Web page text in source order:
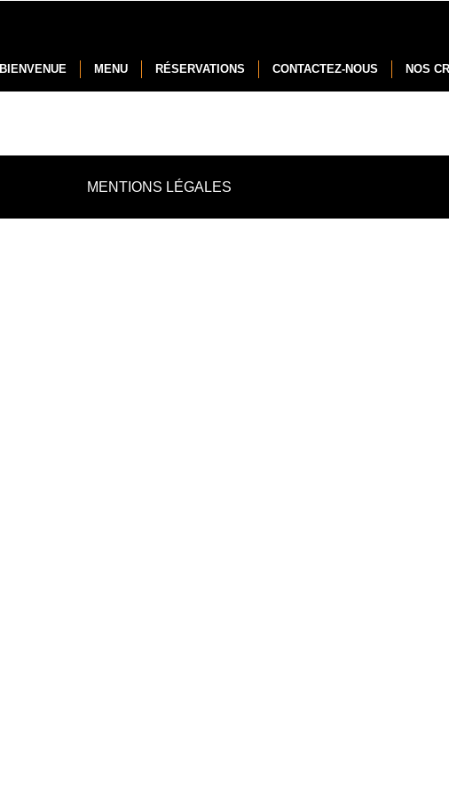
BIENVENUE MENU RÉSERVATIONS CONTACTEZ-NOUS NOS
MENTIONS LÉGALES